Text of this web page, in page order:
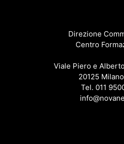
Direzione
Centro
Viale Piero e
20125
Tel. 011